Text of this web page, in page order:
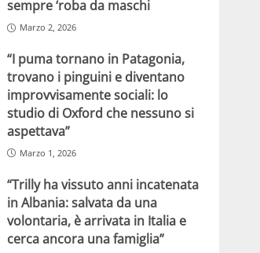
sempre ‘roba da maschi
Marzo 2, 2026
“I puma tornano in Patagonia,
trovano i pinguini e diventano
improvvisamente sociali: lo
studio di Oxford che nessuno si
aspettava”
Marzo 1, 2026
“Trilly ha vissuto anni incatenata
in Albania: salvata da una
volontaria, è arrivata in Italia e
cerca ancora una famiglia”